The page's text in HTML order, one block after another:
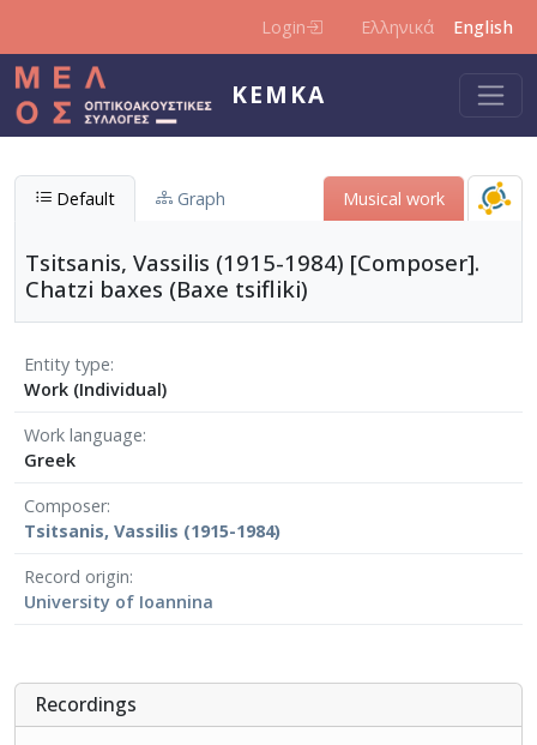
Login Ελληνικά English
KEMKA
Default Graph Musical work
Tsitsanis, Vassilis (1915-1984) [Composer].
Chatzi baxes (Baxe tsifliki)
Entity type
Work (Individual)
Work language
Greek
Composer
Tsitsanis, Vassilis (1915-1984)
Record origin
University of Ioannina
Recordings